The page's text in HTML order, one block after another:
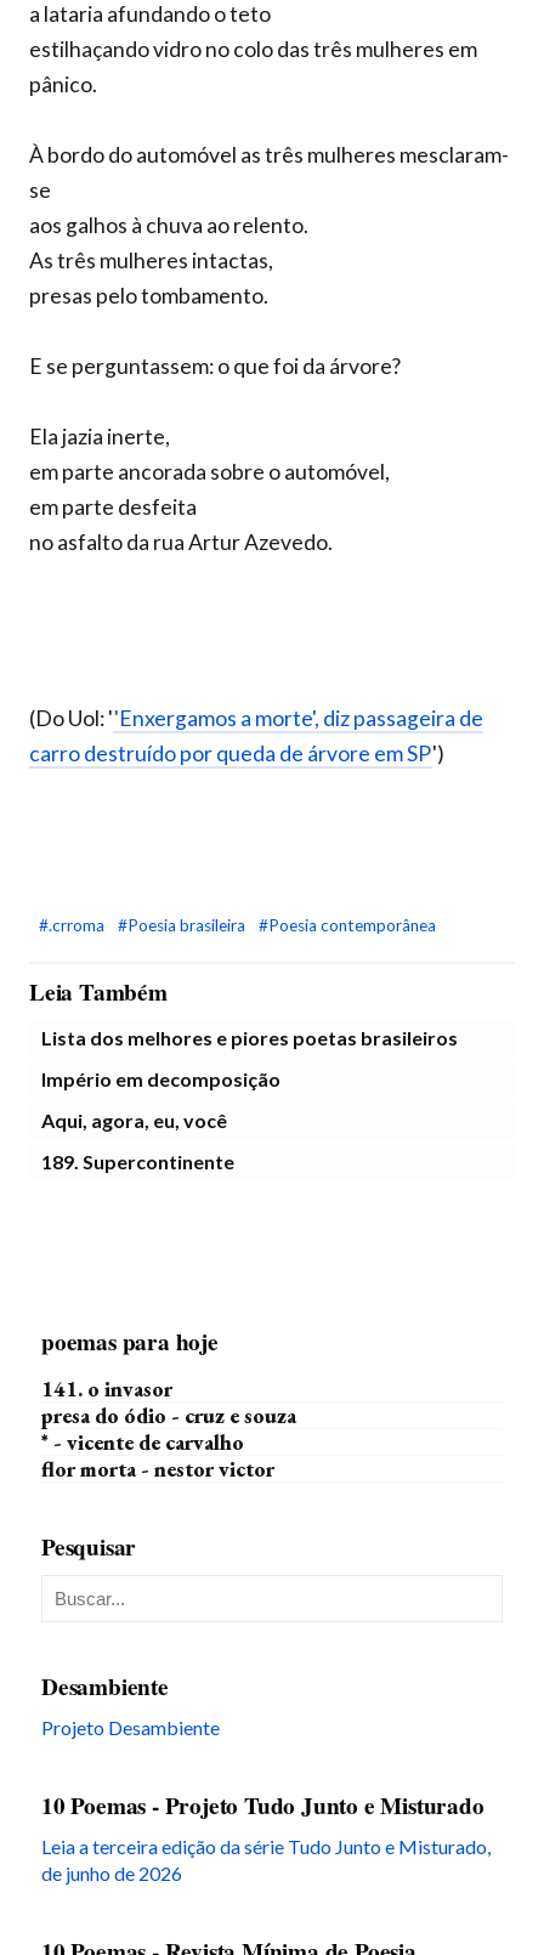
a lataria afundando o teto
estilhaçando vidro no colo das três mulheres em
pânico.
À bordo do automóvel as três mulheres mesclaram-
se
aos galhos à chuva ao relento.
As três mulheres intactas,
presas pelo tombamento.
E se perguntassem: o que foi da árvore?
Ela jazia inerte,
em parte ancorada sobre o automóvel,
em parte desfeita
no asfalto da rua Artur Azevedo.
(Do Uol: ''Enxergamos a morte', diz passageira de
carro destruído por queda de árvore em SP')
#.crroma #Poesia brasileira #Poesia contemporânea
Leia Também
Lista dos melhores e piores poetas brasileiros
Império em decomposição
Aqui, agora, eu, você
189. Supercontinente
poemas para hoje
141. o invasor
presa do ódio - cruz e souza
* - vicente de carvalho
flor morta - nestor victor
Pesquisar
Desambiente
Projeto Desambiente
10 Poemas - Projeto Tudo Junto e Misturado
Leia a terceira edição da série Tudo Junto e Misturado,
de junho de 2026